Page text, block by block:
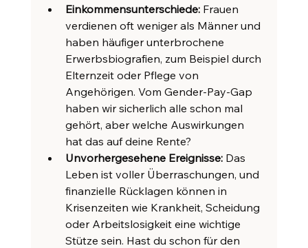
Einkommensunterschiede: Frauen
verdienen oft weniger als Männer und
haben häufiger unterbrochene
Erwerbsbiografien, zum Beispiel durch
Elternzeit oder Pflege von
Angehörigen. Vom Gender-Pay-Gap
haben wir sicherlich alle schon mal
gehört, aber welche Auswirkungen
hat das auf deine Rente?
Unvorhergesehene Ereignisse: Das
Leben ist voller Überraschungen, und
finanzielle Rücklagen können in
Krisenzeiten wie Krankheit, Scheidung
oder Arbeitslosigkeit eine wichtige
Stütze sein. Hast du schon für den